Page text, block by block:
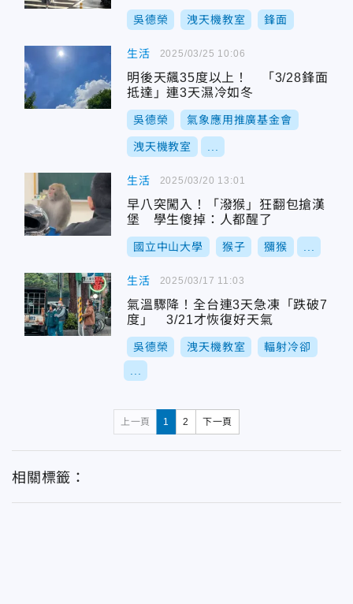
吳德榮 洩天機教室 鋒面
生活
明後天飆35度以上！ 「3/28鋒面
抵達」連3天濕冷如冬
吳德榮 氣象應用推廣基金會
洩天機教室
2025/03/25 10:06
生活
早八突闖入！「潑猴」狂翻包搶漢
堡 學生傻掉：人都醒了
國立中山大學 猴子 獼猴
2025/03/20 13:01
生活
氣溫驟降！全台連3天急凍「跌破7
度」 3/21才恢復好天氣
吳德榮 洩天機教室 輻射冷卻
2025/03/17 11:03
上一頁 1 2 下一頁
相關標籤：